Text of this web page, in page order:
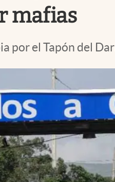
mafias
por el Tapón del